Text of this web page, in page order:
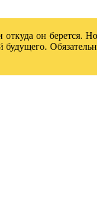
он берется.